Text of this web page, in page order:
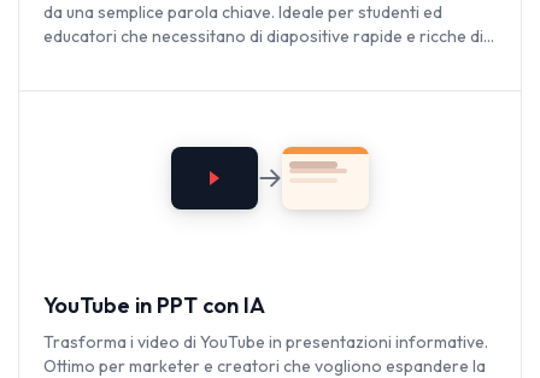
da una semplice parola chiave. Ideale per studenti ed
educatori che necessitano di diapositive rapide e ricche di
YouTube in PPT con IA
Trasforma i video di YouTube in presentazioni informative.
Ottimo per marketer e creatori che vogliono espandere la